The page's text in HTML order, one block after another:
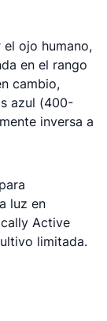
ojo humano,
en el rango
cambio,
azul (400-
inversa a
luz en
Active
limitada.